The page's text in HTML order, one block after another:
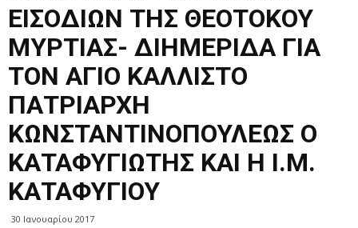
ΕΙΣΟΔΙΩΝ ΤΗΣ ΘΕΟΤΟΚΟΥ
ΜΥΡΤΙΑΣ- ΔΙΗΜΕΡΙΔΑ ΓΙΑ
ΤΟΝ ΑΓΙΟ ΚΑΛΛΙΣΤΟ
ΠΑΤΡΙΑΡΧΗ
ΚΩΝΣΤΑΝΤΙΝΟΠΟΥΛΕΩΣ Ο
ΚΑΤΑΦΥΓΙΩΤΗΣ ΚΑΙ Η Ι.Μ.
ΚΑΤΑΦΥΓΙΟΥ
30 Ιανουαρίου 2017